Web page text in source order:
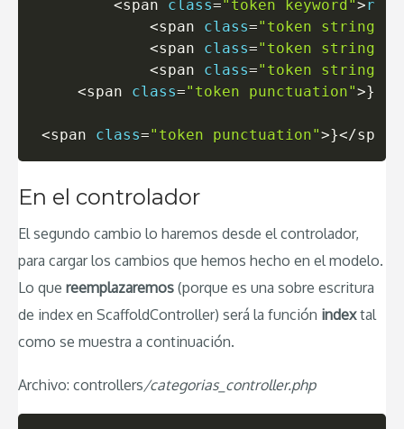
<span class="token keyword">
<span class="token string"
<span class="token string"
<span class="token string"
<span class="token punctuation">}
<span class="token punctuation">}</span
En el controlador
El segundo cambio lo haremos desde el controlador,
para cargar los cambios que hemos hecho en el modelo.
Lo que reemplazaremos (porque es una sobre escritura
de index en ScaffoldController) será la función indextal
como se muestra a continuación.
Archivo: controllers/categorias_controller.php